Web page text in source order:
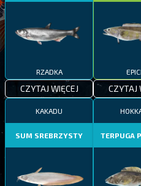
RZADKA
CZYTAJ WIĘCEJ CZYTAJ
KAKADU
SUM SREBRZYSTY TERPUGA